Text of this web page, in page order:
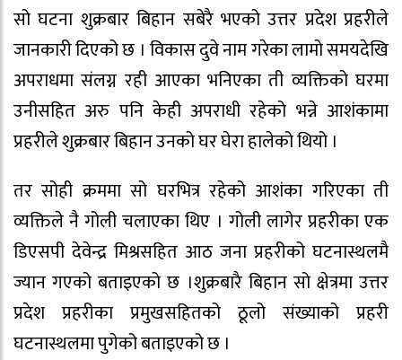
सो घटना शुक्रबार बिहान सबेरै भएको उत्तर प्रदेश प्रहरीले
जानकारी दिएको छ । विकास दुवे नाम गरेका लामो समयदेखि
अपराधमा संलग्न रही आएका भनिएका ती व्यक्तिको घरमा
उनीसहित अरु पनि केही अपराधी रहेको भन्ने आशंकामा
प्रहरीले शुक्रबार बिहान उनको घर घेरा हालेको थियो ।
तर सोही क्रममा सो घरभित्र रहेको आशंका गरिएका ती
व्यक्तिले नै गोली चलाएका थिए । गोली लागेर प्रहरीका एक
डिएसपी देवेन्द्र मिश्रसहित आठ जना प्रहरीको घटनास्थलमै
ज्यान गएको बताइएको छ ।शुक्रबारै बिहान सो क्षेत्रमा उत्तर
प्रदेश प्रहरीका प्रमुखसहितको ठूलो संख्याको प्रहरी
घटनास्थलमा पुगेको बताइएको छ ।